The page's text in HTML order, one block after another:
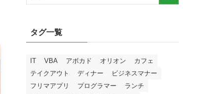
タグ一覧
IT VBA アボカド オリオン
カフェ
テイクアウト
ディナー
ビジネスマナー
フリマアプリ
プログラマー
ランチ